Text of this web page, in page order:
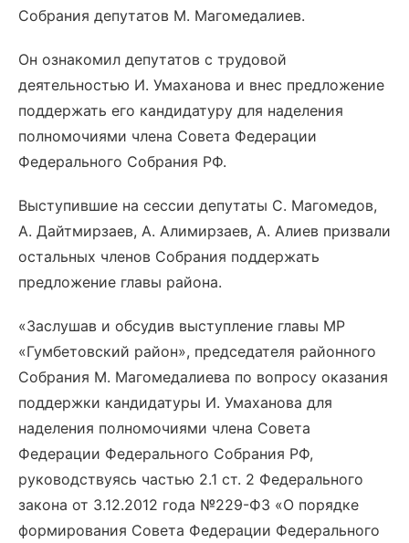
Собрания депутатов М. Магомедалиев.
Он ознакомил депутатов с трудовой
деятельностью И. Умаханова и внес предложение
поддержать его кандидатуру для наделения
полномочиями члена Совета Федерации
Федерального Собрания РФ.
Выступившие на сессии депутаты С. Магомедов,
А. Дайтмирзаев, А. Алимирзаев, А. Алиев призвали
остальных членов Собрания поддержать
предложение главы района.
«Заслушав и обсудив выступление главы МР
«Гумбетовский район», председателя районного
Собрания М. Магомедалиева по вопросу оказания
поддержки кандидатуры И. Умаханова для
наделения полномочиями члена Совета
Федерации Федерального Собрания РФ,
руководствуясь частью 2.1 ст. 2 Федерального
закона от 3.12.2012 года №229-ФЗ «О порядке
формирования Совета Федерации Федерального